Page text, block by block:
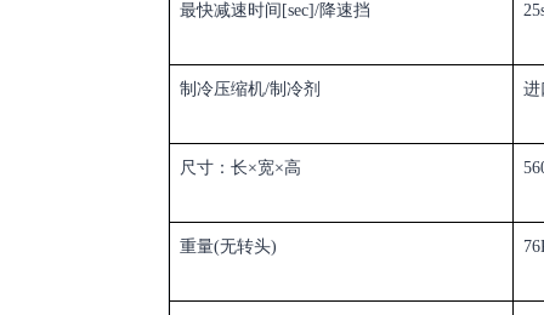
最快减速时间 [sec]/降速挡
制冷压缩机/制冷剂 进
尺寸 ： 长×宽×高
重量(无转头)